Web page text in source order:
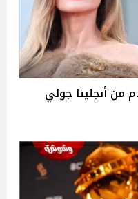
من أنجلينا جولي